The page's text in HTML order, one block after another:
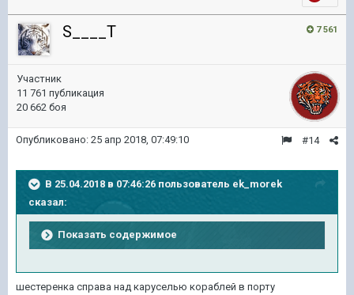
7 561
S____T
Участник
11 761 публикация
20 662 боя
#14
Опубликовано: 25 апр 2018, 07:49:10
В 25.04.2018 в 07:46:26 пользователь ek_morek
сказал:
Показать содержимое
шестеренка справа над каруселью кораблей в порту